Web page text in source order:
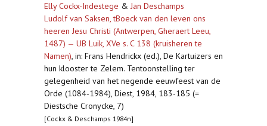
Elly Cockx-Indestege & Jan Deschamps
Ludolf van Saksen, tBoeck van den leven ons
heeren Jesu Christi (Antwerpen, Gheraert Leeu,
1487) — UB Luik, XVe s. C 138 (kruisheren te
Namen), in: Frans Hendrickx (ed.), De Kartuizers en
hun klooster te Zelem. Tentoonstelling ter
gelegenheid van het negende eeuwfeest van de
Orde (1084-1984), Diest, 1984, 183-185 (=
Diestsche Cronycke, 7)
[Cockx & Deschamps 1984n]